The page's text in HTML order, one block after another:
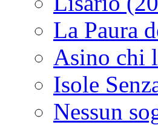
La Paura
Asino chi
Isole
Nessun